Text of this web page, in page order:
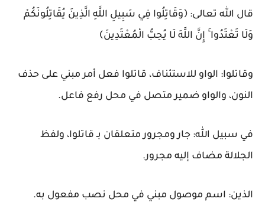
قال الله تعالى: ﴿وَقَاتِلُوا فِي سَبِيلِ اللَّهِ الَّذِينَ يُقَاتِلُونَكُمْ
وَلَا تَعْتَدُوا ۚ إِنَّ اللَّهَ لَا يُحِبُّ الْمُعْتَدِينَ﴾
وقاتلوا: الواو للاستئناف، قاتلوا فعل أمر مبني على حذف
النون، والواو ضمير متصل في محل رفع فاعل.
في سبيل الله: جار ومجرور متعلقان بـ قاتلوا، ولفظ
الجلالة مضاف إليه مجرور.
الذين: اسم موصول مبني في محل نصب مفعول به.